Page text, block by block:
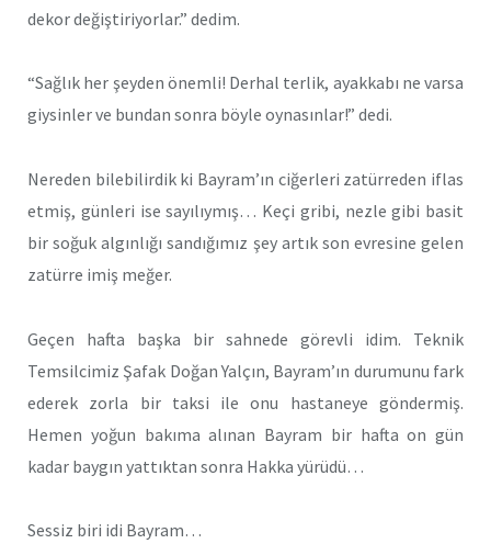
dekor değiştiriyorlar.” dedim.
“Sağlık her şeyden önemli! Derhal terlik, ayakkabı ne varsa
giysinler ve bundan sonra böyle oynasınlar!” dedi.
Nereden bilebilirdik ki Bayram’ın ciğerleri zatürreden iflas
etmiş, günleri ise sayılıymış… Keçi gribi, nezle gibi basit
bir soğuk algınlığı sandığımız şey artık son evresine gelen
zatürre imiş meğer.
Geçen hafta başka bir sahnede görevli idim. Teknik
Temsilcimiz Şafak Doğan Yalçın, Bayram’ın durumunu fark
ederek zorla bir taksi ile onu hastaneye göndermiş.
Hemen yoğun bakıma alınan Bayram bir hafta on gün
kadar baygın yattıktan sonra Hakka yürüdü…
Sessiz biri idi Bayram…